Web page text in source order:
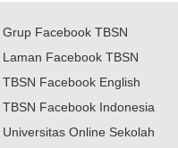
Grup Facebook TBSN
Laman Facebook TBSN
TBSN Facebook English
TBSN Facebook Indonesia
Universitas Online Sekolah